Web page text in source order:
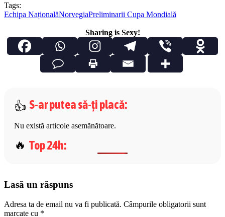
Tags:
Echipa NaționalăNorvegiaPreliminarii Cupa Mondială
Sharing is Sexy!
S-ar putea să-ți placă:
Nu există articole asemănătoare.
Top 24h:
Lasă un răspuns
Adresa ta de email nu va fi publicată. Câmpurile obligatorii sunt
marcate cu *